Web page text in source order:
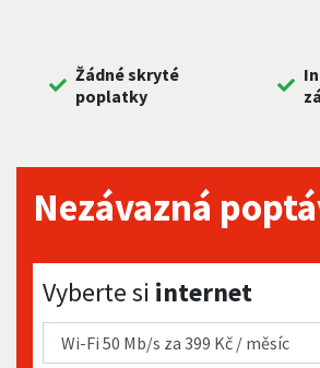
Žádné skryté
poplatky
Nezávazná
Vyberte si internet
Vyberte si internet